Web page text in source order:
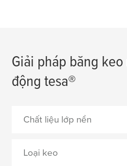
Giải pháp băng
động tesa®
Chất liệu lớp nền
0 Selected
Loại keo